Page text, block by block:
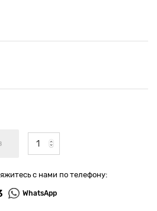
с нами по телефону:
WhatsApp